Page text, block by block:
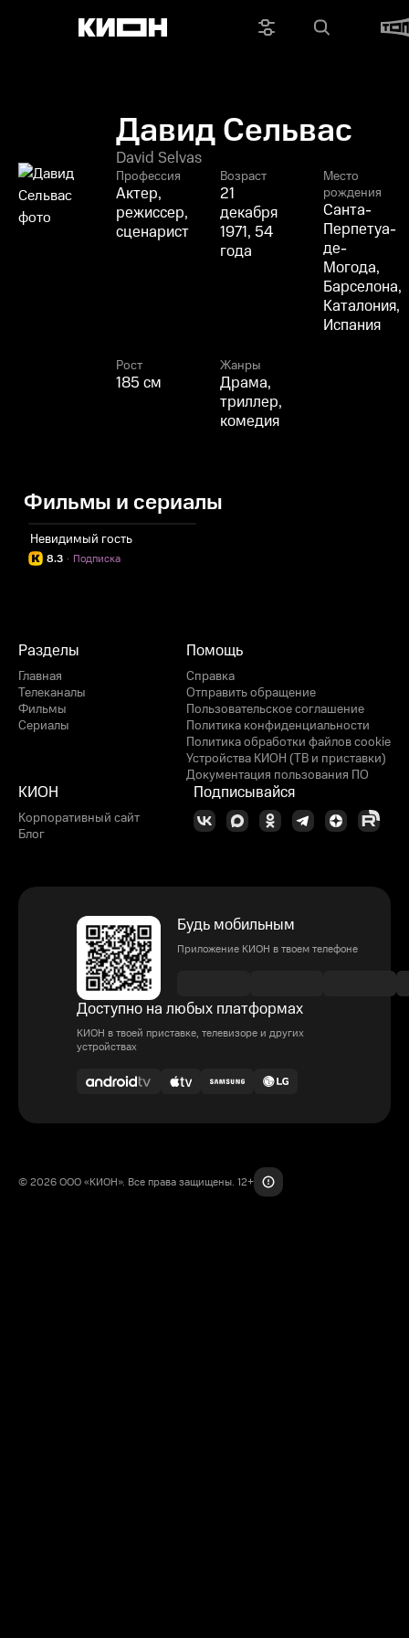
Давид Сельвас
David Selvas
Профессия
Актер,
режиссер,
сценарист
Возраст
21
декабря
1971, 54
года
Место
рождения
Санта-
Перпетуа-
де-
Могода,
Барселона,
Каталония,
Испания
Рост
185 см
Жанры
Драма,
триллер,
комедия
Фильмы и сериалы
Невидимый гость
8.3 Подписка
·
Разделы
Главная
Телеканалы
Фильмы
Сериалы
Помощь
Справка
Отправить обращение
Пользовательское соглашение
Политика конфиденциальности
Политика обработки файлов cookie
Устройства КИОН (ТВ и приставки)
Документация пользования ПО
КИОН
Корпоративный сайт
Блог
Подписывайся
Будь мобильным
Приложение КИОН в твоем телефоне
Доступно на любых платформах
КИОН в твоей приставке, телевизоре и других
устройствах
© 2026 ООО «КИОН». Все права защищены. 12+